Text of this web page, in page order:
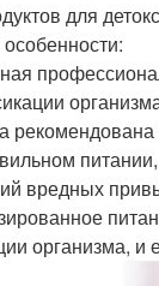
для
рекомендована
вредных
организма,